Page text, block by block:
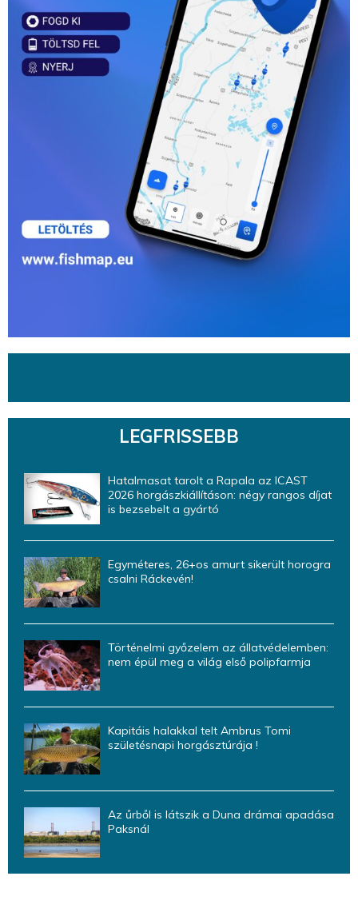
LEGFRISSEBB
Hatalmasat tarolt a Rapala az ICAST
2026 horgászkiállításon: négy rangos díjat
is bezsebelt a gyártó
Egyméteres, 26+os amurt sikerült horogra
csalni Ráckevén!
Történelmi győzelem az állatvédelemben:
nem épül meg a világ első polipfarmja
Kapitáis halakkal telt Ambrus Tomi
születésnapi horgásztúrája !
Az űrből is látszik a Duna drámai apadása
Paksnál